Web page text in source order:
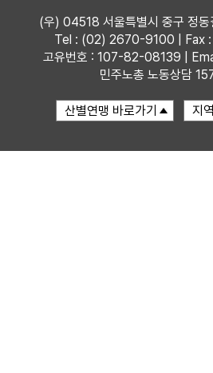
(우) 04518 서울특별시 중구 정동
Tel : (02) 2670-9100 | Fax
고유번호 : 107-82-08139 |
민주노총 노동상담